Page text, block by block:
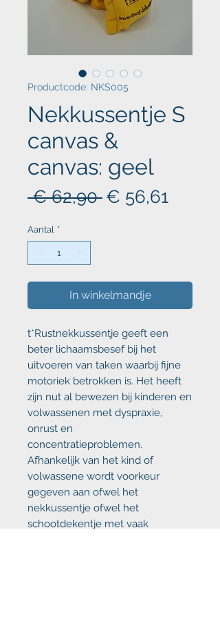
Productcode: NKS005
Nekkussentje S
canvas &
canvas: geel
€ 62,90 Normale
€ 56,61
Aantal *
In winkelmandje
t*Rustnekkussentje geeft een
beter lichaamsbesef bij het
uitvoeren van taken waarbij fijne
motoriek betrokken is. Het heeft
zijn nut al bewezen bij kinderen en
volwassenen met dyspraxie,
onrust en
concentratieproblemen.
Afhankelijk van het kind of
volwassene wordt voorkeur
gegeven aan ofwel het
nekkussentje ofwel het
schootdekentje met vaak